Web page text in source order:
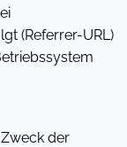
(Referrer-URL)
der